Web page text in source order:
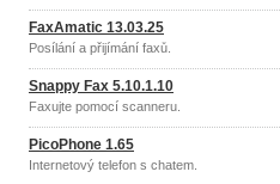
FaxAmatic 13.03.25
Posílání a přijímání faxů.
Snappy Fax 5.10.1.10
Faxujte pomocí scanneru.
PicoPhone 1.65
Internetový telefon s chatem.